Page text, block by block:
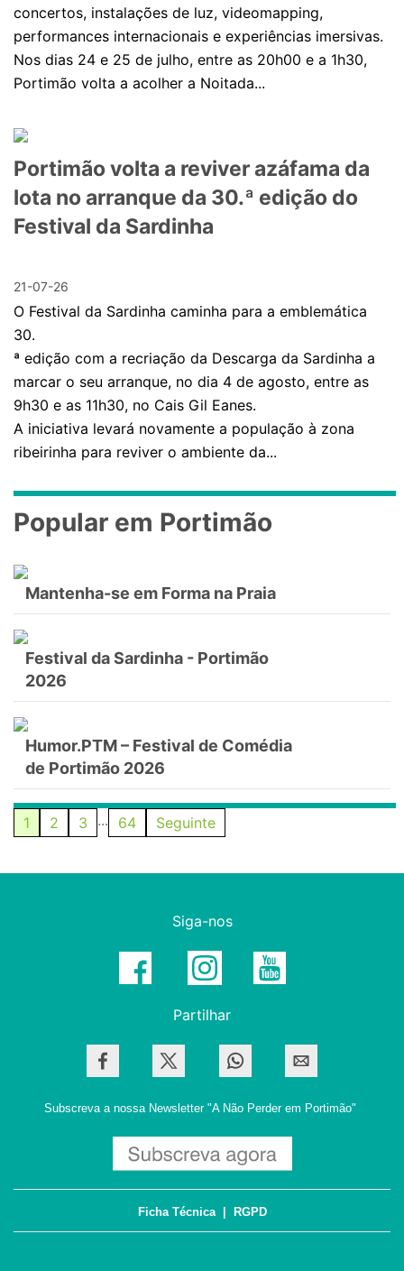
concertos, instalações de luz, videomapping,
performances internacionais e experiências imersivas.
Nos dias 24 e 25 de julho, entre as 20h00 e a 1h30,
Portimão volta a acolher a Noitada...
Portimão volta a reviver azáfama da
lota no arranque da 30.ª edição do
Festival da Sardinha
21-07-26
O Festival da Sardinha caminha para a emblemática
30.
ª edição com a recriação da Descarga da Sardinha a
marcar o seu arranque, no dia 4 de agosto, entre as
9h30 e as 11h30, no Cais Gil Eanes.
A iniciativa levará novamente a população à zona
ribeirinha para reviver o ambiente da...
Popular em Portimão
Mantenha-se em Forma na Praia
Festival da Sardinha - Portimão
2026
Humor.PTM – Festival de Comédia
de Portimão 2026
1 2 3 ... 64 Seguinte
Siga-nos
Partilhar
Subscreva a nossa Newsletter "A Não Perder em Portimão"
Ficha Técnica| RGPD